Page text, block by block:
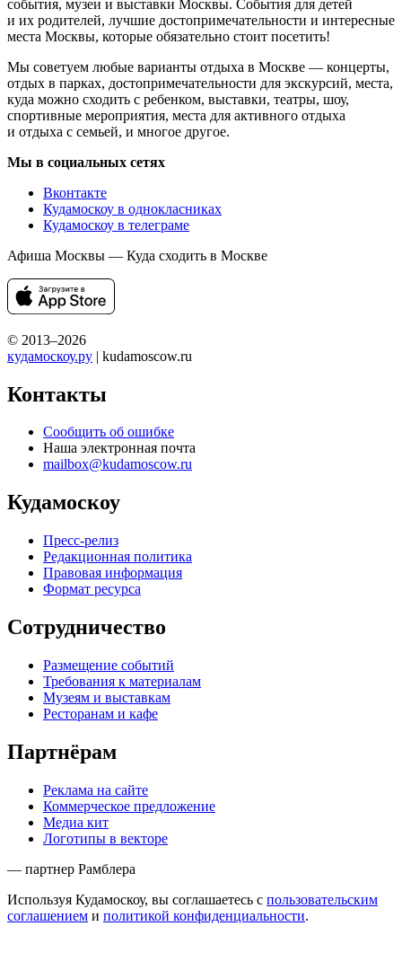
события, музеи и выставки Москвы. События для детей
и их родителей, лучшие достопримечательности и интересные
места Москвы, которые обязательно стоит посетить!
Мы советуем любые варианты отдыха в Москве — концерты,
отдых в парках, достопримечательности для экскурсий, места,
куда можно сходить с ребенком, выставки, театры, шоу,
спортивные мероприятия, места для активного отдыха
и отдыха с семьей, и многое другое.
Мы в социальных сетях
Вконтакте
Кудамоскоу в однокласниках
Кудамоскоу в телеграме
Афиша Москвы — Куда сходить в Москве
© 2013–2026
кудамоскоу.ру | kudamoscow.ru
Контакты
Сообщить об ошибке
Наша электронная почта
mailbox@kudamoscow.ru
Кудамоскоу
Пресс-релиз
Редакционная политика
Правовая информация
Формат ресурса
Сотрудничество
Размещение событий
Требования к материалам
Музеям и выставкам
Ресторанам и кафе
Партнёрам
Реклама на сайте
Коммерческое предложение
Медиа кит
Логотипы в векторе
— партнер Рамблера
Используя Кудамоскоу, вы соглашаетесь с пользовательским
соглашением и политикой конфиденциальности.